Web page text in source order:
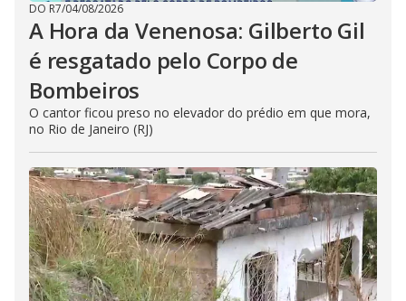
DO R7/04/08/2026
A Hora da Venenosa: Gilberto Gil
é resgatado pelo Corpo de
Bombeiros
O cantor ficou preso no elevador do prédio em que mora,
no Rio de Janeiro (RJ)